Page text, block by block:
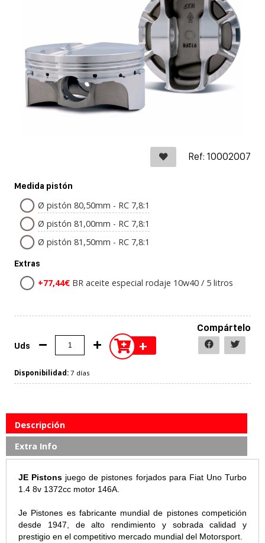
Ref: 10002007
Medida pistón
Ø pistón 80,50mm - RC 7,8:1
Ø pistón 81,00mm - RC 7,8:1
Ø pistón 81,50mm - RC 7,8:1
Extras
+77,44€ BR aceite especial rodaje 10w40 / 5 litros
Uds +
Compártelo
Disponibilidad: 7 días
Descripción
Extra Info
JE Pistons juego de pistones forjados para Fiat Uno Turbo
1.4 8v 1372cc motor 146A.
Je Pistones es fabricante mundial de pistones competición
desde 1947, de alto rendimiento y sobrada calidad y
prestigio en el competitivo mercado mundial del Motorsport.